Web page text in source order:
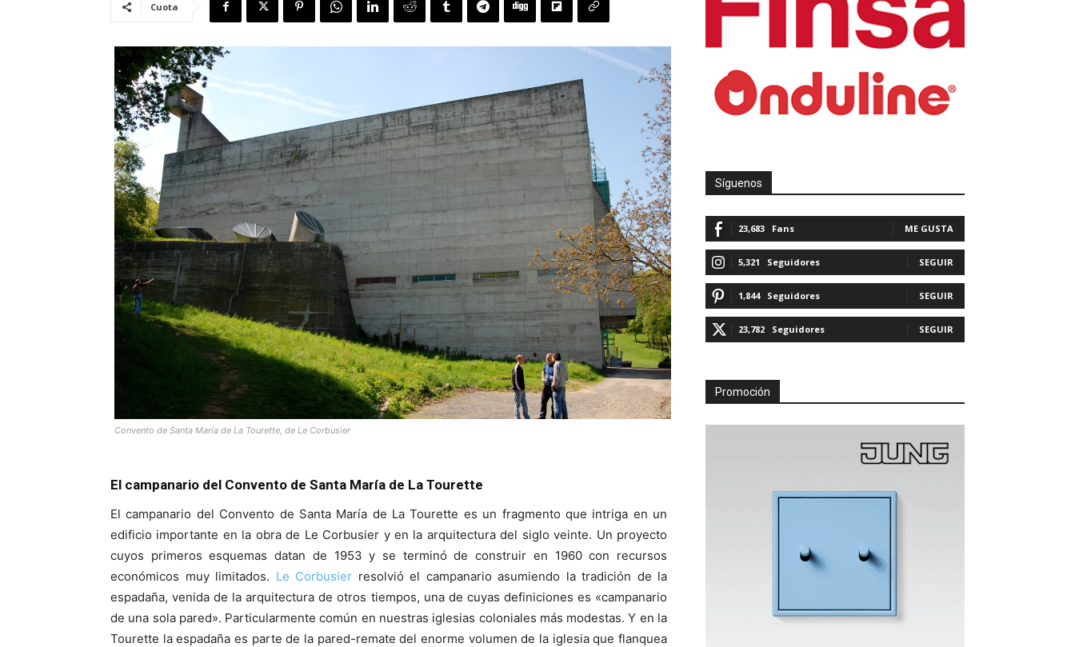
Cuota
Convento de Santa María de La Tourette, de Le Corbusier
El campanario del Convento de Santa María de La Tourette
El campanario del Convento de Santa María de La Tourette es un fragmento que intriga en un
edificio importante en la obra de Le Corbusier y en la arquitectura del siglo veinte. Un proyecto
cuyos primeros esquemas datan de 1953 y se terminó de construir en 1960 con recursos
económicos muy limitados. Le Corbusier resolvió el campanario asumiendo la tradición de la
espadaña, venida de la arquitectura de otros tiempos, una de cuyas definiciones es «campanario
de una sola pared». Particularmente común en nuestras iglesias coloniales más modestas. Y en la
Tourette la espadaña es parte de la pared-remate del enorme volumen de la iglesia que flanquea
Síguenos
23,683 Fans ME GUSTA
5,321 Seguidores SEGUIR
1,844 Seguidores SEGUIR
23,782 Seguidores SEGUIR
Promoción